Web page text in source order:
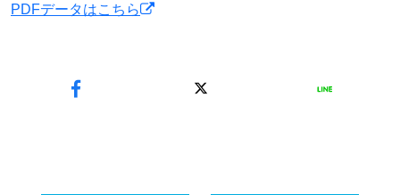
PDFデータはこちら